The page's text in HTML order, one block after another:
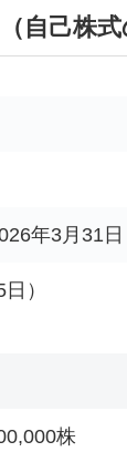
自己株式
年3月31日
）
株